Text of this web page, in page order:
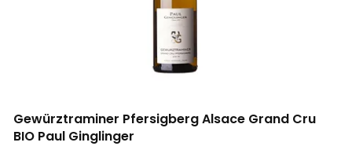
Gewürztraminer Pfersigberg Alsace Grand Cru
BIO Paul Ginglinger